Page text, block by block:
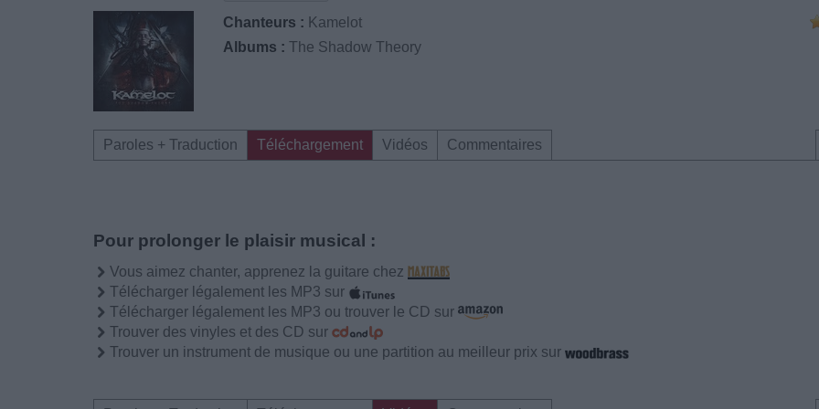
Chanteurs : Kamelot
Albums : The Shadow Theory
Paroles + Traduction Téléchargement Vidéos Commentaires
Pour prolonger le plaisir musical :
Vous aimez chanter, apprenez la guitare chez
Télécharger légalement les MP3 sur
Télécharger légalement les MP3 ou trouver le CD sur
Trouver des vinyles et des CD sur
Trouver un instrument de musique ou une partition au meilleur prix sur